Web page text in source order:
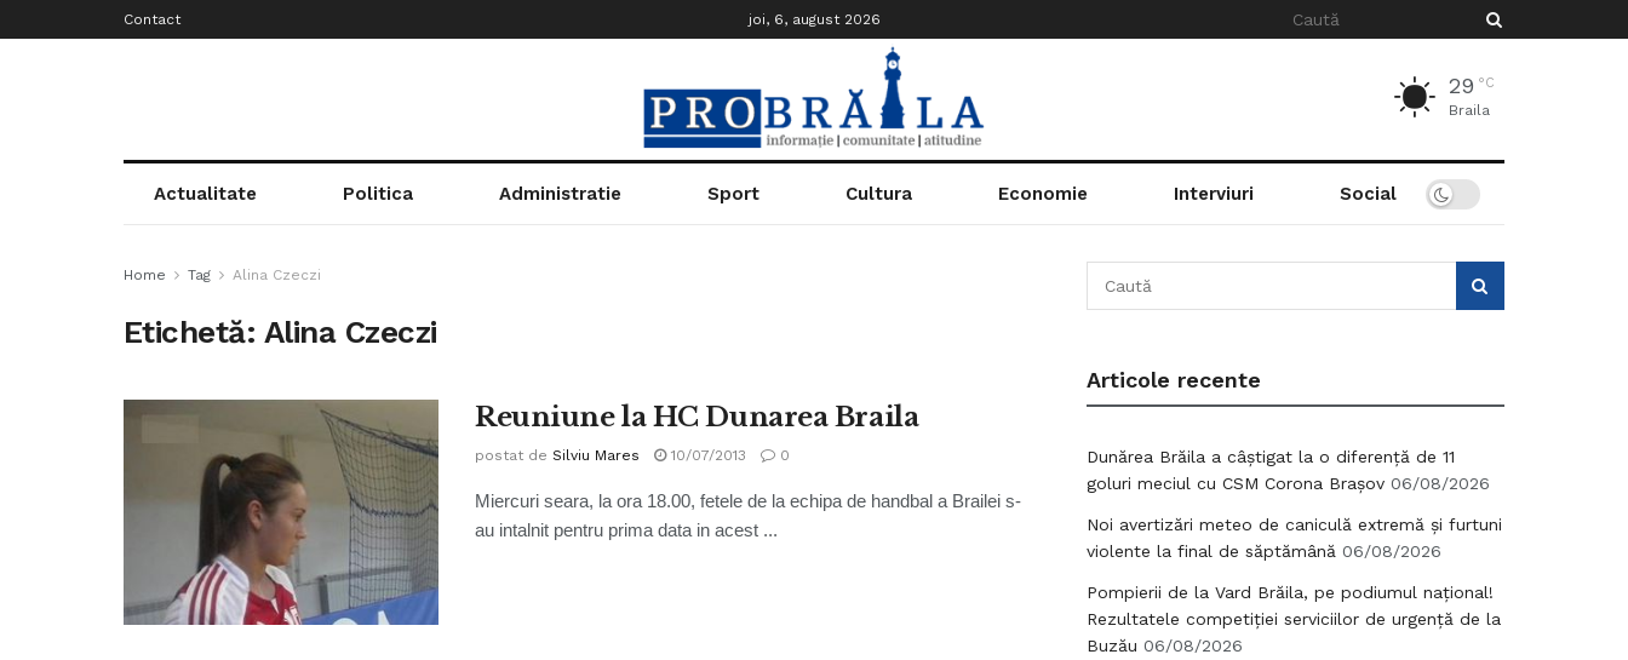
Contact joi, 6, august 2026
29 °C
Braila
Actualitate Politica Administratie Sport Cultura Economie Interviuri Social
Home Tag Alina Czeczi
Etichetă: Alina Czeczi
Reuniune la HC Dunarea Braila
postat de Silviu Mares 10/07/2013 0
Miercuri seara, la ora 18.00, fetele de la echipa de handbal a Brailei s-
au intalnit pentru prima data in acest ...
Articole recente
Dunărea Brăila a câștigat la o diferență de 11
goluri meciul cu CSM Corona Brașov 06/08/2026
Noi avertizări meteo de caniculă extremă și furtuni
violente la final de săptămână 06/08/2026
Pompierii de la Vard Brăila, pe podiumul național!
Rezultatele competiției serviciilor de urgență de la
Buzău 06/08/2026